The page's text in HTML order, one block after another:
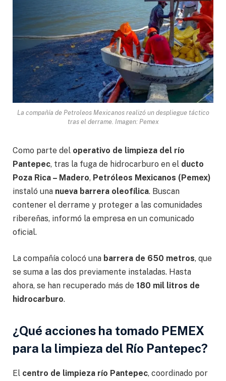
La compañía de Petroleos Mexicanos realizó un despliegue táctico
tras el derrame. Imagen: Pemex
Como parte del operativo de limpieza del río
Pantepec, tras la fuga de hidrocarburo en el ducto
Poza Rica – Madero, Petróleos Mexicanos (Pemex)
instaló una nueva barrera oleofílica. Buscan
contener el derrame y proteger a las comunidades
ribereñas, informó la empresa en un comunicado
oficial.
La compañía colocó una barrera de 650 metros, que
se suma a las dos previamente instaladas. Hasta
ahora, se han recuperado más de 180 mil litros de
hidrocarburo.
¿Qué acciones ha tomado PEMEX
para la limpieza del Río Pantepec?
El centro de limpieza río Pantepec, coordinado por